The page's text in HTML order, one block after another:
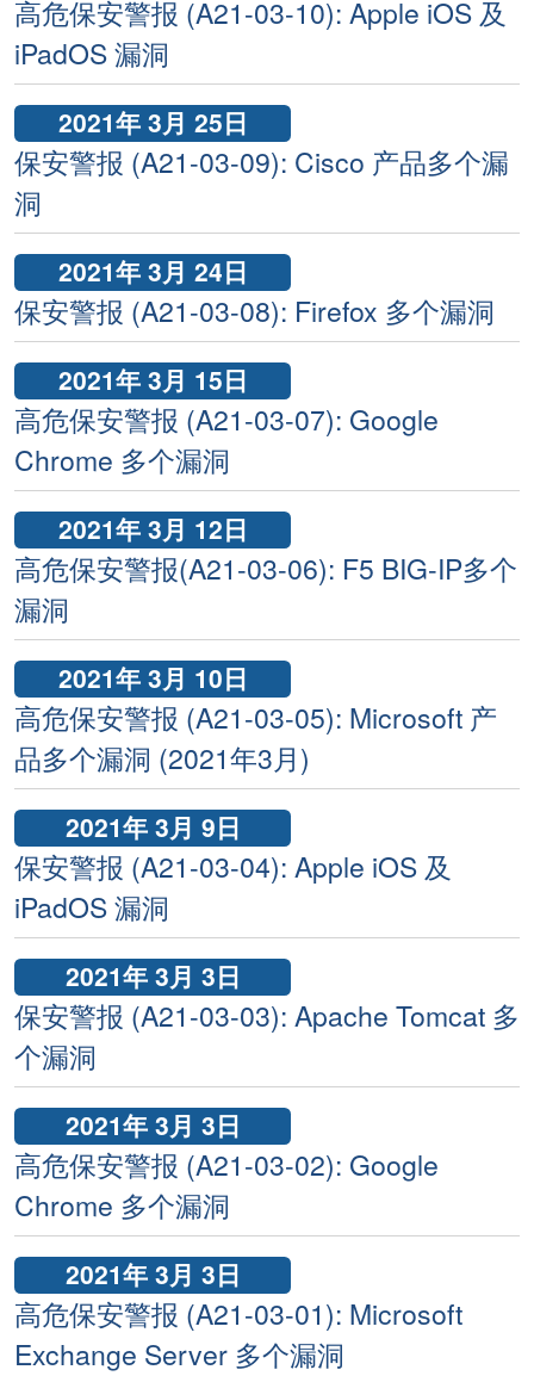
高危保安警报 (A21-03-10): Apple iOS 及
iPadOS 漏洞
2021年 3月 25日
保安警报 (A21-03-09): Cisco 产品多个漏
洞
2021年 3月 24日
保安警报 (A21-03-08): Firefox 多个漏洞
2021年 3月 15日
高危保安警报 (A21-03-07): Google
Chrome 多个漏洞
2021年 3月 12日
高危保安警报(A21-03-06): F5 BIG-IP多个
漏洞
2021年 3月 10日
高危保安警报 (A21-03-05): Microsoft 产
品多个漏洞 (2021年3月)
2021年 3月 9日
保安警报 (A21-03-04): Apple iOS 及
iPadOS 漏洞
2021年 3月 3日
保安警报 (A21-03-03): Apache Tomcat 多
个漏洞
2021年 3月 3日
高危保安警报 (A21-03-02): Google
Chrome 多个漏洞
2021年 3月 3日
高危保安警报 (A21-03-01): Microsoft
Exchange Server 多个漏洞